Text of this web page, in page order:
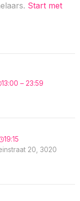
Start met
13:00 – 23:59
19:15
20, 3020